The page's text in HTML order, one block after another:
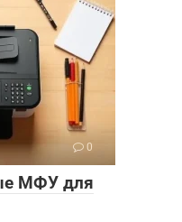
0
МФУ для